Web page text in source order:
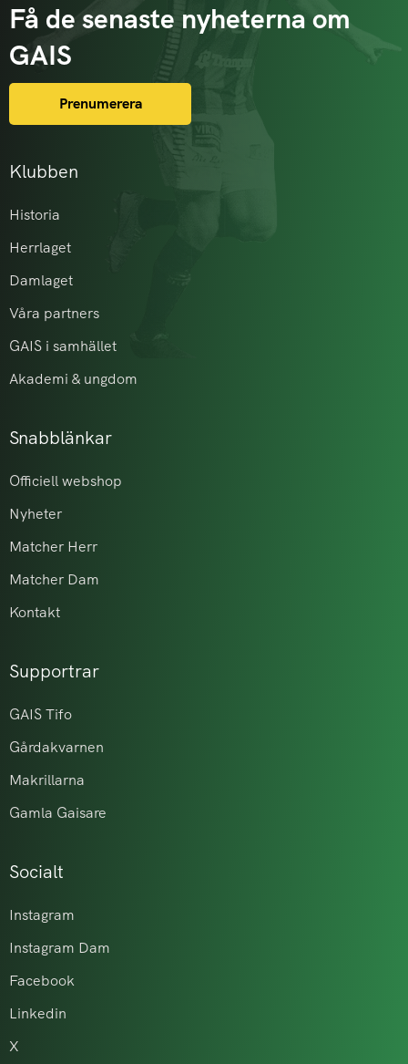
Klubben
Historia
Herrlaget
Damlaget
Våra partners
GAIS i samhället
Akademi & ungdom
Snabblänkar
Officiell webshop
Nyheter
Matcher Herr
Matcher Dam
Kontakt
Supportrar
GAIS Tifo
Gårdakvarnen
Makrillarna
Gamla Gaisare
Socialt
Instagram
Instagram Dam
Facebook
Linkedin
X
Få de senaste nyheterna om
GAIS
Prenumerera